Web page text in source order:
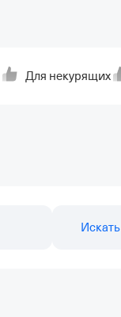
Для некурящих
Искать